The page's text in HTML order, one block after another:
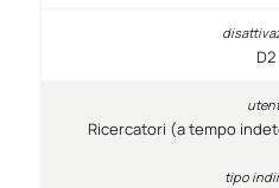
D2
Ricercatori (a tempo